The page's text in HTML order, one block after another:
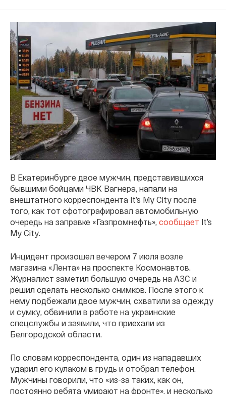
В Екатеринбурге двое мужчин, представившихся
бывшими бойцами ЧВК Вагнера, напали на
внештатного корреспондента It’s My City после
того, как тот сфотографировал автомобильную
очередь на заправке «Газпромнефть», сообщает It’s
My City.
Инцидент произошел вечером 7 июля возле
магазина «Лента» на проспекте Космонавтов.
Журналист заметил большую очередь на АЗС и
решил сделать несколько снимков. После этого к
нему подбежали двое мужчин, схватили за одежду
и сумку, обвинили в работе на украинские
спецслужбы и заявили, что приехали из
Белгородской области.
По словам корреспондента, один из нападавших
ударил его кулаком в грудь и отобрал телефон.
Мужчины говорили, что «из-за таких, как он,
постоянно ребята умирают на фронте», и несколько